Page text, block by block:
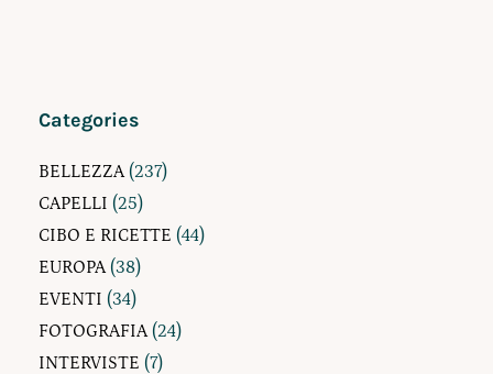
Categories
BELLEZZA (237)
CAPELLI (25)
CIBO E RICETTE (44)
EUROPA (38)
EVENTI (34)
FOTOGRAFIA (24)
INTERVISTE (7)